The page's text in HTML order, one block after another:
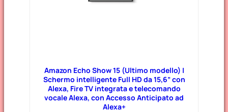
Amazon Echo Show 15 (Ultimo modello) |
Schermo intelligente Full HD da 15,6” con
Alexa, Fire TV integrata e telecomando
vocale Alexa, con Accesso Anticipato ad
Alexa+